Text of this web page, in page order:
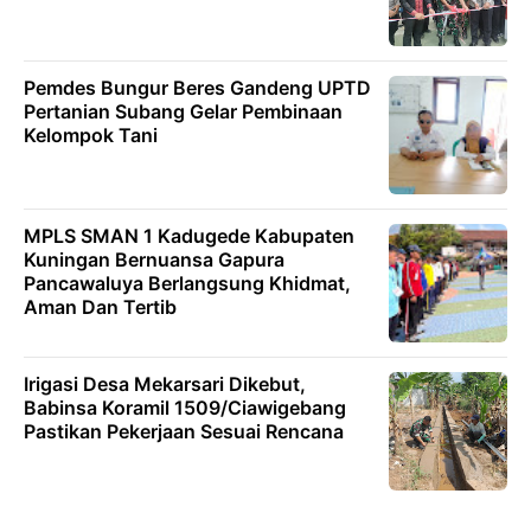
Pemdes Bungur Beres Gandeng UPTD
Pertanian Subang Gelar Pembinaan
Kelompok Tani
MPLS SMAN 1 Kadugede Kabupaten
Kuningan Bernuansa Gapura
Pancawaluya Berlangsung Khidmat,
Aman Dan Tertib
Irigasi Desa Mekarsari Dikebut,
Babinsa Koramil 1509/Ciawigebang
Pastikan Pekerjaan Sesuai Rencana